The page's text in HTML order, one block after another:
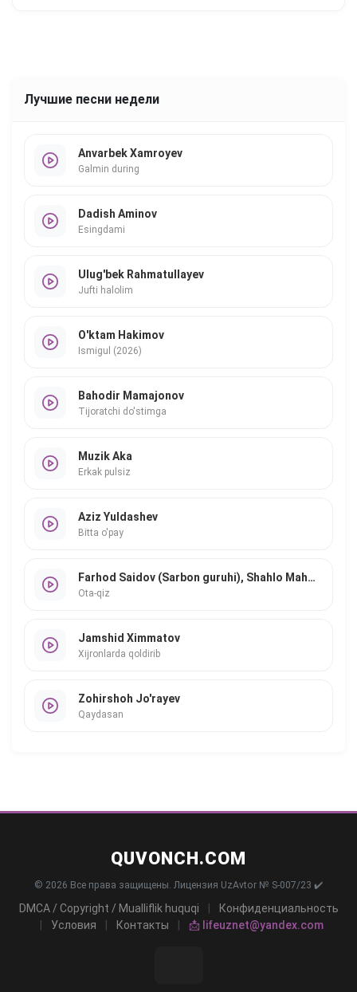
Лучшие песни недели
Anvarbek Xamroyev
Galmin during
Dadish Aminov
Esingdami
Ulug'bek Rahmatullayev
Jufti halolim
O'ktam Hakimov
Ismigul (2026)
Bahodir Mamajonov
Tijoratchi do'stimga
Muzik Aka
Erkak pulsiz
Aziz Yuldashev
Bitta o'pay
Farhod Saidov (Sarbon guruhi), Shahlo Mahmudova
Ota-qiz
Jamshid Ximmatov
Xijronlarda qoldirib
Zohirshoh Jo'rayev
Qaydasan
QUVONCH.COM
© 2026 Все права защищены. Лицензия UzAvtor № S-007/23 ✔️
DMCA / Copyright / Mualliflik huquqi
Конфиденциальность
Условия Контакты 📩 lifeuznet@yandex.com